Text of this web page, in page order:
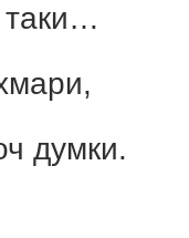
таки…
думки.